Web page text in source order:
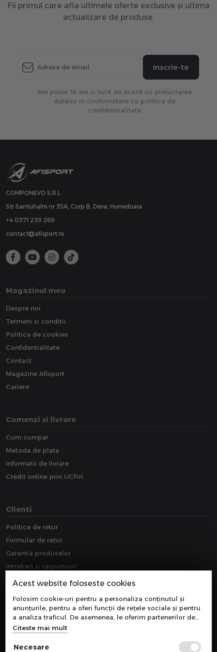
Fii primul care afla ultimele oferte exclusive și ultima
actualizare de produse.
Inscrie-te
Am peste 16 ani si sunt de acord cu prelucrarea
datelor in conformitate cu politica de
confidentialitate
COMPONEVO S.R.L.
Str Santuhalm nr 35A, Corp B, Deva, Hunedoara
+4 0371 239 269
contact@afisport.ro
Magazinul meu
Despre noi
Termeni si conditii
Politica de cookies
Confidentialitate
Contact
Magazine Afisport
Cariere
Comenzi si livrare
Cum cumpar
Metoda de plata
Informatii de livrare
Credit online prin UCFin
Clienti
Politica de retur
Formular de retur
Garantia produselor
Intrebari si raspunsuri
Downloads
Acest website foloseste cookies
Folosim cookie-uri pentru a personaliza conținutul și
anunțurile, pentru a oferi funcții de rețele sociale și pentru
a analiza traficul. De asemenea, le oferim partenerilor de
rețele sociale, de publicitate și de analize informații cu
privire la modul în care folosiți site-ul nostru. Aceștia le
pot combina cu alte informații oferite de dvs. sau culese în
Citeste mai mult
Necesare